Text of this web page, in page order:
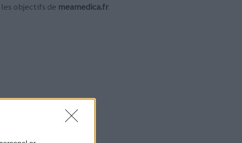
les objectifs de meamedica.fr.